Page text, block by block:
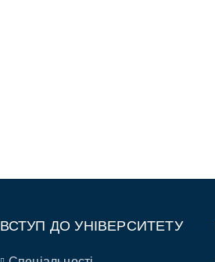
ВСТУП ДО УНІВЕРСИТЕТУ